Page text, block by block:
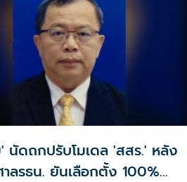
2 ฝ่ายมีความเห็นตรงกันว่
นัดถกปรับโมเดล 'สสร.' หลัง
าลรธน. ยันเลือกตั้ง 100%